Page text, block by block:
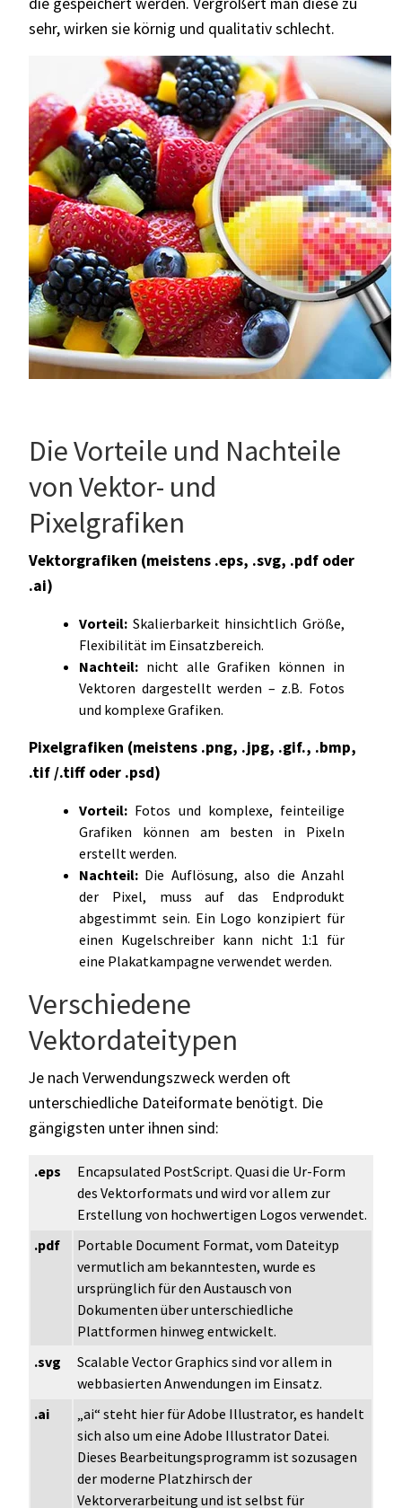
die gespeichert werden. Vergrößert man diese zu
sehr, wirken sie körnig und qualitativ schlecht.
Die Vorteile und Nachteile
von Vektor- und
Pixelgrafiken
Vektorgrafiken (meistens .eps, .svg, .pdf oder
.ai)
Vorteil: Skalierbarkeit hinsichtlich Größe,
Flexibilität im Einsatzbereich.
Nachteil: nicht alle Grafiken können in
Vektoren dargestellt werden – z.B. Fotos
und komplexe Grafiken.
Pixelgrafiken (meistens .png, .jpg, .gif., .bmp,
.tif /.tiff oder .psd)
Vorteil: Fotos und komplexe, feinteilige
Grafiken können am besten in Pixeln
erstellt werden.
Nachteil: Die Auflösung, also die Anzahl
der Pixel, muss auf das Endprodukt
abgestimmt sein. Ein Logo konzipiert für
einen Kugelschreiber kann nicht 1:1 für
eine Plakatkampagne verwendet werden.
Verschiedene
Vektordateitypen
Je nach Verwendungszweck werden oft
unterschiedliche Dateiformate benötigt. Die
gängigsten unter ihnen sind:
.eps
Encapsulated PostScript. Quasi die Ur-Form
des Vektorformats und wird vor allem zur
Erstellung von hochwertigen Logos verwendet.
.pdf
Portable Document Format, vom Dateityp
vermutlich am bekanntesten, wurde es
ursprünglich für den Austausch von
Dokumenten über unterschiedliche
Plattformen hinweg entwickelt.
.svg
Scalable Vector Graphics sind vor allem in
webbasierten Anwendungen im Einsatz.
.ai
„ai“ steht hier für Adobe Illustrator, es handelt
sich also um eine Adobe Illustrator Datei.
Dieses Bearbeitungsprogramm ist sozusagen
der moderne Platzhirsch der
Vektorverarbeitung und ist selbst für